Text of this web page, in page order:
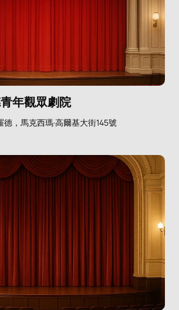
年觀眾劇院
，馬克西瑪·高爾基大街145號